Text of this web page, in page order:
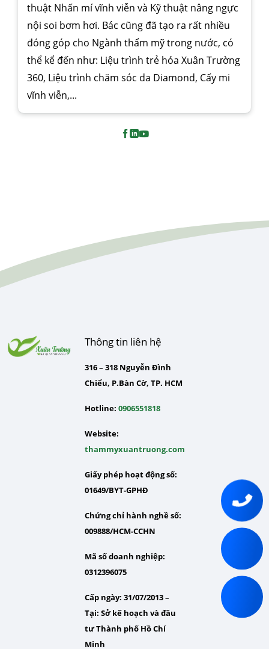
thuật Nhấn mí vĩnh viễn và Kỹ thuật nâng ngực
nội soi bơm hơi. Bác cũng đã tạo ra rất nhiều
đóng góp cho Ngành thẩm mỹ trong nước, có
thể kể đến như: Liệu trình trẻ hóa Xuân Trường
360, Liệu trình chăm sóc da Diamond, Cấy mi
vĩnh viễn,...
Thông tin liên hệ
316 – 318 Nguyễn Đình
Chiểu, P.Bàn Cờ, TP. HCM
Hotline: 0906551818
Website:
thammyxuantruong.com
Giấy phép hoạt động số:
01649/BYT-GPHĐ
Chứng chỉ hành nghề số:
009888/HCM-CCHN
Mã số doanh nghiệp:
0312396075
Cấp ngày: 31/07/2013 –
Tại: Sở kế hoạch và đầu
tư Thành phố Hồ Chí
Minh